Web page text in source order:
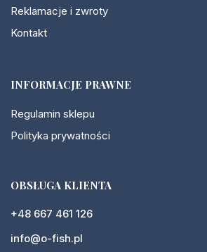
Reklamacje i zwroty
Kontakt
INFORMACJE PRAWNE
Regulamin sklepu
Polityka prywatności
OBSŁUGA KLIENTA
+48 667 461 126
info@o-fish.pl